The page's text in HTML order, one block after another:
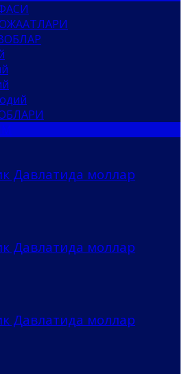
Давлатида моллар
Давлатида моллар
Давлатида моллар